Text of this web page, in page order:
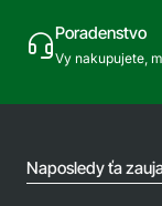
Poradenstvo
Vy nakupujete,
Naposledy ťa